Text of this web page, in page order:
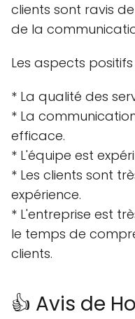
clients sont ravis
de la
Les aspects
* La qualité des
* La
efficace.
* L'équipe est
* Les clients sont
expérience.
* L'entreprise est
le temps de
clients.
👍 Avis de